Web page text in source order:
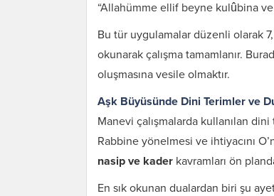
“Allahümme ellif beyne kulûbina
Bu tür uygulamalar düzenli olarak
okunarak çalışma tamamlanır.
oluşmasına vesile olmaktır.
Aşk Büyüsünde Dini Terimler ve
Manevi çalışmalarda kullanılan
Rabbine yönelmesi ve ihtiyacını
nasip ve kader kavramları ön
En sık okunan dualardan biri şu